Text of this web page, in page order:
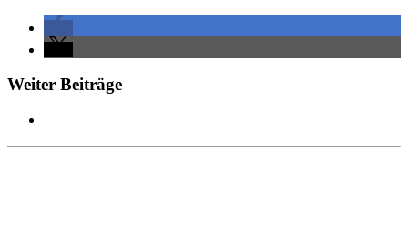
Weiter Beiträge